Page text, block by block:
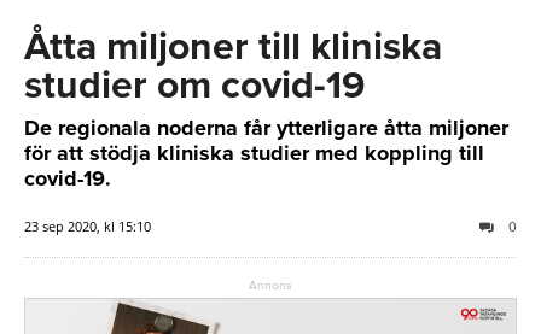
Åtta miljoner till kliniska
studier om covid-19
De regionala noderna får ytterligare åtta miljoner
för att stödja kliniska studier med koppling till
covid-19.
23 sep 2020, kl 15:10 0
Annons